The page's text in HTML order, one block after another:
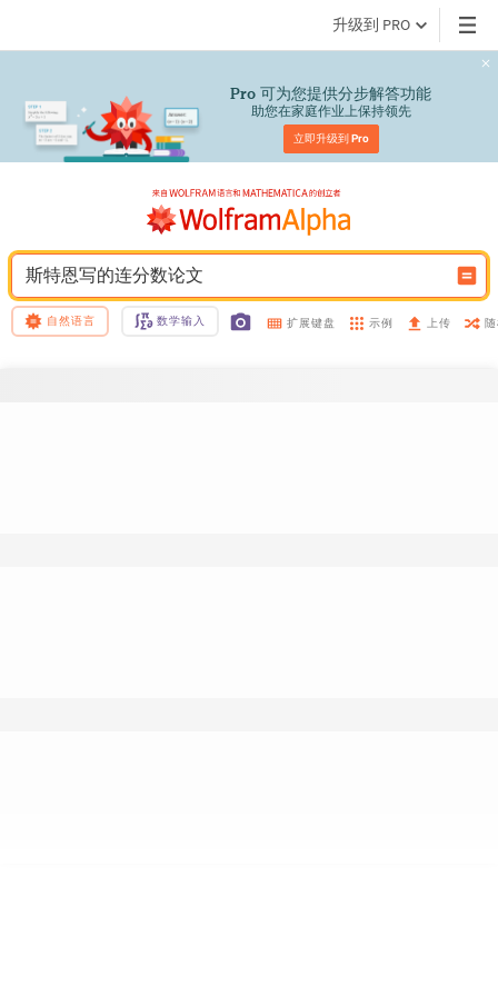
升级到 PRO
Pro 可为您提供分步解答功能
助您在家庭作业上保持领先
立即升级到 Pro
斯特恩写的连分数论文
自然语言 数学输入 扩展键盘 示例 上传